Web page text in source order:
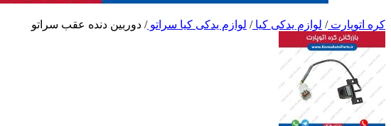
کره اتوپارت/ لوازم یدکی کیا/ لوازم یدکی کیا سراتو/ دوربین دنده عقب سراتو